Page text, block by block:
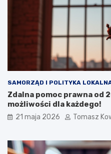
SAMORZĄD I POLITYKA
Zdalna pomoc prawna od
możliwości dla każdego!
21 maja 2026 Tomasz